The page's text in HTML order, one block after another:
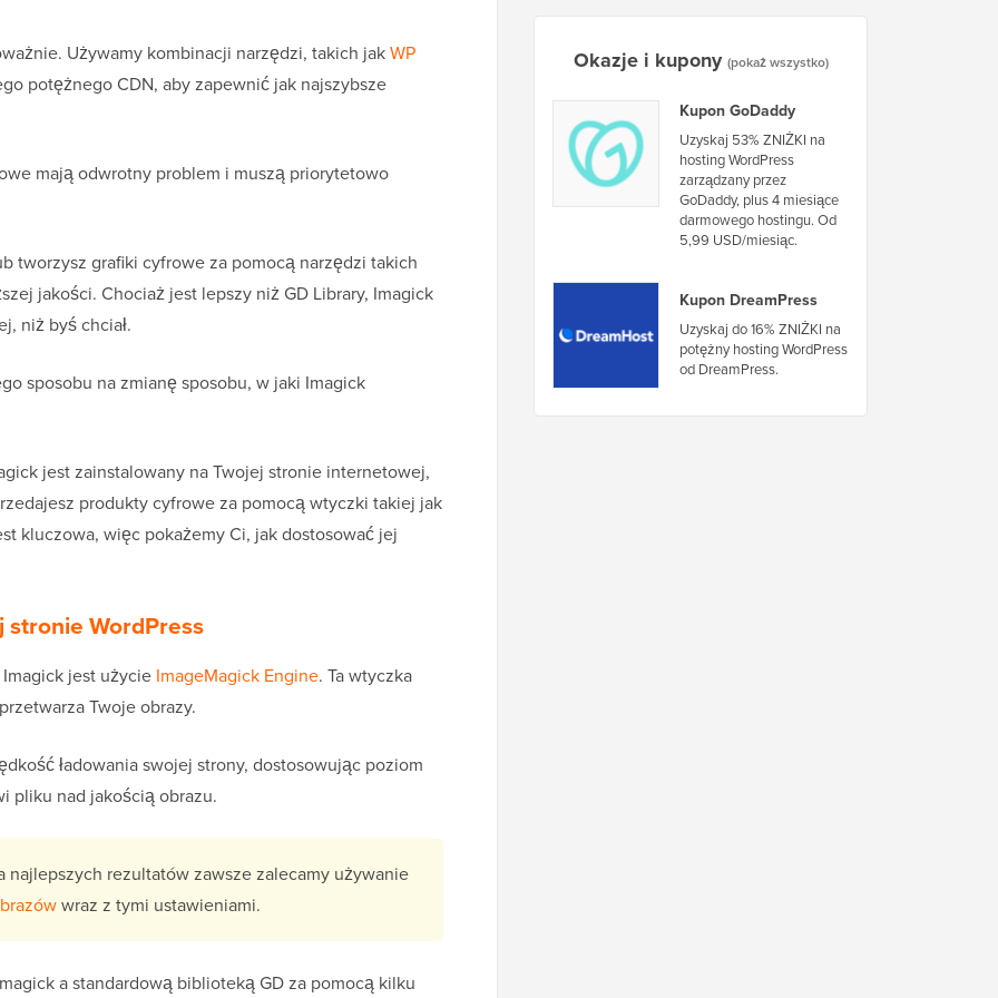
Używamy kombinacji narzędzi, takich jakWP
potężnego CDN, aby zapewnić jak najszybsze
mają odwrotny problem i muszą priorytetowo
tworzysz grafiki cyfrowe za pomocą narzędzi takich
jakości. Chociaż jest lepszy niż GD Library, Imagick
niż byś chciał.
sposobu na zmianę sposobu, w jaki Imagick
jest zainstalowany na Twojej stronie internetowej,
produkty cyfrowe za pomocą wtyczki takiej jak
kluczowa, więc pokażemy Ci, jak dostosować jej
stronie WordPress
jest użycie ImageMagick Engine. Ta wtyczka
Twoje obrazy.
ładowania swojej strony, dostosowując poziom
pliku nad jakością obrazu.
najlepszych rezultatów zawsze zalecamy używanie
wraz z tymi ustawieniami.
a standardową biblioteką GD za pomocą kilku
Okazje i kupony (pokaż wszystko)
Kupon GoDaddy
Uzyskaj 53% ZNIŻKI na
hosting WordPress
zarządzany przez
GoDaddy, plus 4 miesiące
darmowego hostingu. Od
5,99 USD/miesiąc.
Kupon DreamPress
Uzyskaj do 16% ZNIŻKI na
potężny hosting WordPress
od DreamPress.